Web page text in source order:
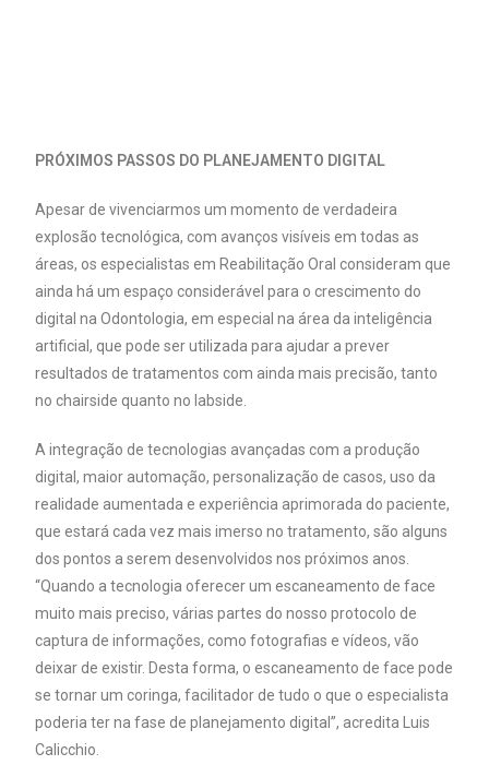
PRÓXIMOS PASSOS DO PLANEJAMENTO DIGITAL
Apesar de vivenciarmos um momento de verdadeira
explosão tecnológica, com avanços visíveis em todas as
áreas, os especialistas em Reabilitação Oral consideram que
ainda há um espaço considerável para o crescimento do
digital na Odontologia, em especial na área da inteligência
artificial, que pode ser utilizada para ajudar a prever
resultados de tratamentos com ainda mais precisão, tanto
no chairside quanto no labside.
A integração de tecnologias avançadas com a produção
digital, maior automação, personalização de casos, uso da
realidade aumentada e experiência aprimorada do paciente,
que estará cada vez mais imerso no tratamento, são alguns
dos pontos a serem desenvolvidos nos próximos anos.
“Quando a tecnologia oferecer um escaneamento de face
muito mais preciso, várias partes do nosso protocolo de
captura de informações, como fotografias e vídeos, vão
deixar de existir. Desta forma, o escaneamento de face pode
se tornar um coringa, facilitador de tudo o que o especialista
poderia ter na fase de planejamento digital”, acredita Luis
Calicchio.